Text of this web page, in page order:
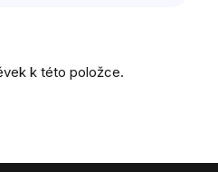
k této položce.